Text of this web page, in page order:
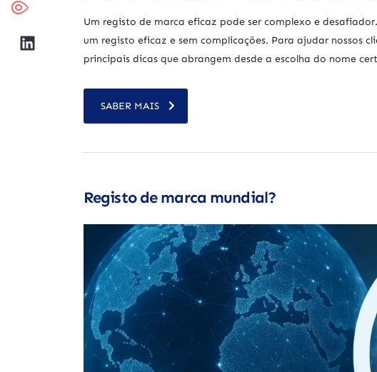
Um registo de marca eficaz pode ser complexo e
um registo eficaz e sem complicações. Para ajudar nossos
principais dicas que abrangem desde a escolha do nome
SABER MAIS
Registo de marca mundial?